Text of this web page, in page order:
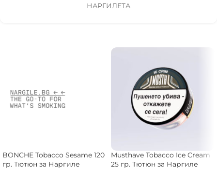
НАРГИЛЕТА
BONCHE Tobacco Sesame 120
гр. Тютюн за Наргиле
Musthave Tobacco Ice Cream
25 гр. Тютюн за Наргиле